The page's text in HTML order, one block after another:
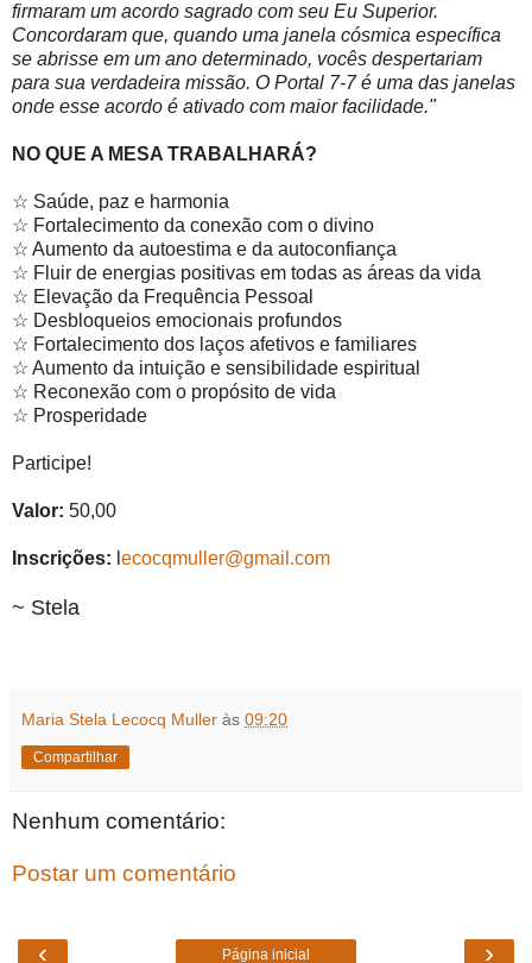
firmaram um acordo sagrado com seu Eu Superior.
Concordaram que, quando uma janela cósmica específica
se abrisse em um ano determinado, vocês despertariam
para sua verdadeira missão. O Portal 7-7 é uma das janelas
onde esse acordo é ativado com maior facilidade."
NO QUE A MESA TRABALHARÁ?
☆ Saúde, paz e harmonia
☆ Fortalecimento da conexão com o divino
☆ Aumento da autoestima e da autoconfiança
☆ Fluir de energias positivas em todas as áreas da vida
☆ Elevação da Frequência Pessoal
☆ Desbloqueios emocionais profundos
☆ Fortalecimento dos laços afetivos e familiares
☆ Aumento da intuição e sensibilidade espiritual
☆ Reconexão com o propósito de vida
☆ Prosperidade
Participe!
Valor: 50,00
Inscrições: ecocqmuller@gmail.com
~ Stela
Maria Stela Lecocq Muller às 09:20
Compartilhar
Nenhum comentário:
Postar um comentário
‹ ›
Página inicial